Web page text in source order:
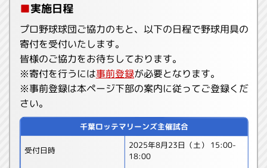
■実施日程
プロ野球球団ご協力のもと、以下の日程で野球用具の
寄付を受付いたします。
皆様のご協力をお待ちしております。
※寄付を行うには事前登録が必要となります。
※事前登録は本ページ下部の案内に従ってご登録くだ
さい。
千葉ロッテマリーンズ主催試合
受付日時 2025年8月23日（土） 15:00-
18:00